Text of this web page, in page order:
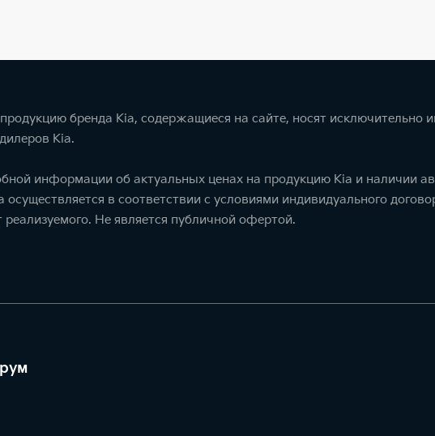
бренда Kia, содержащиеся на сайте, носят
Kia.
информации об актуальных ценах на продукцию Kia и наличии
осуществляется в соответствии с условиями индивидуального
Не является публичной офертой.